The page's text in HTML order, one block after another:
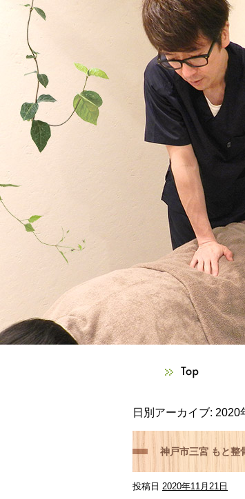
日別アーカイブ: 2020
神戸市三宮 もと整
ましたらご相談下さ
投稿日 2020年11月21日